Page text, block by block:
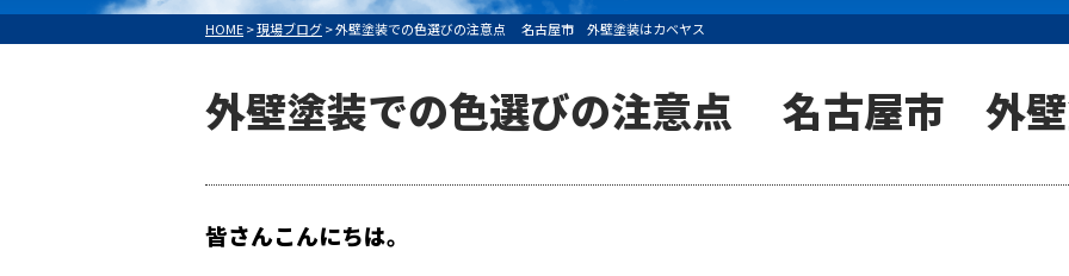
HOME>現場ブログ>外壁塗装での色選びの注意点 名古屋市 外壁塗装はカベヤス
外壁塗装での色選びの注意点 名古屋市 外壁
皆さんこんにちは。